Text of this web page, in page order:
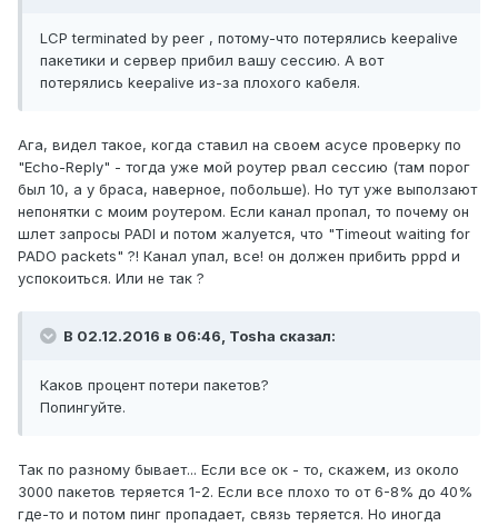
LCP terminated by peer , потому-что потерялись keepalive
пакетики и сервер прибил вашу сессию. А вот
потерялись keepalive из-за плохого кабеля.
Ага, видел такое, когда ставил на своем асусе проверку по
"Echo-Reply" - тогда уже мой роутер рвал сессию (там порог
был 10, а у браса, наверное, побольше). Но тут уже выползают
непонятки с моим роутером. Если канал пропал, то почему он
шлет запросы PADI и потом жалуется, что "Timeout waiting for
PADO packets" ?! Канал упал, все! он должен прибить pppd и
успокоиться. Или не так ?
В 02.12.2016 в 06:46, Tosha сказал:
Каков процент потери пакетов?
Попингуйте.
Так по разному бывает... Если все ок - то, скажем, из около
3000 пакетов теряется 1-2. Если все плохо то от 6-8% до 40%
где-то и потом пинг пропадает, связь теряется. Но иногда